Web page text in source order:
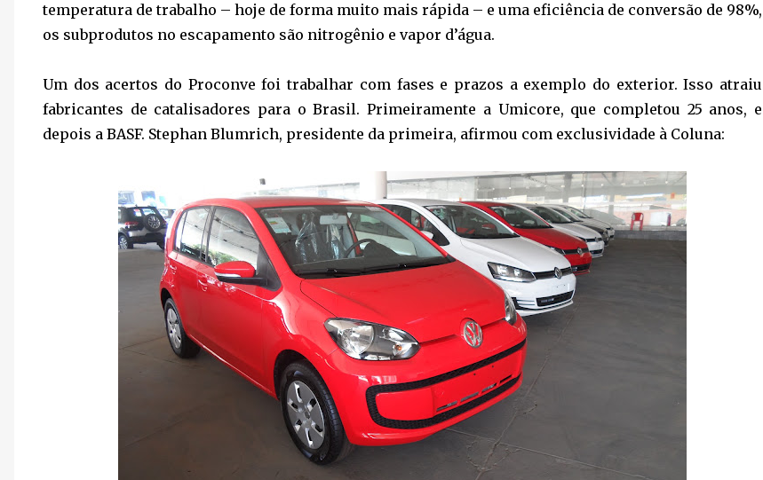
temperatura de trabalho – hoje de forma muito mais rápida – e uma eficiência de conversão de 98%,
os subprodutos no escapamento são nitrogênio e vapor d’água.
Um dos acertos do Proconve foi trabalhar com fases e prazos a exemplo do exterior. Isso atraiu
fabricantes de catalisadores para o Brasil. Primeiramente a Umicore, que completou 25 anos, e
depois a BASF. Stephan Blumrich, presidente da primeira, afirmou com exclusividade à Coluna: